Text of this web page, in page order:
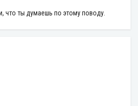
что ты думаешь по этому поводу.